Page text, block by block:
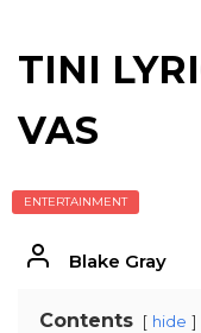
TINI
VAS
ENTERTAINMENT
Blake Gray
Contents hide